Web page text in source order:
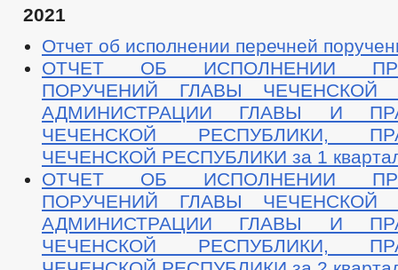
2021
Отчет об исполнении перечней
ОТЧЕТ ОБ ИСПОЛНЕНИИ
ПОРУЧЕНИЙ ГЛАВЫ ЧЕЧЕНСКОЙ
АДМИНИСТРАЦИИ ГЛАВЫ И
ЧЕЧЕНСКОЙ РЕСПУБЛИКИ,
ЧЕЧЕНСКОЙ РЕСПУБЛИКИ за 1
ОТЧЕТ ОБ ИСПОЛНЕНИИ
ПОРУЧЕНИЙ ГЛАВЫ ЧЕЧЕНСКОЙ
АДМИНИСТРАЦИИ ГЛАВЫ И
ЧЕЧЕНСКОЙ РЕСПУБЛИКИ,